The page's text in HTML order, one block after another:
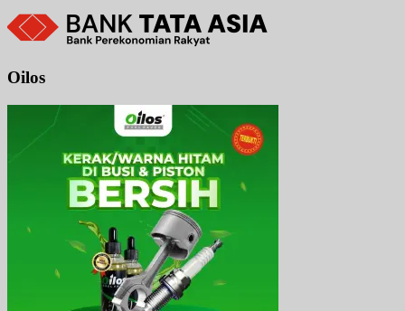
Oilos